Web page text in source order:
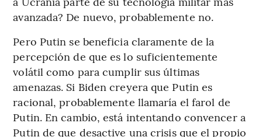
avanzada? De nuevo, probablemente no.
Pero Putin se beneficia claramente de la
percepción de que es lo suficientemente
volátil como para cumplir sus últimas
amenazas. Si Biden creyera que Putin es
racional, probablemente llamaría el farol de
Putin. En cambio, está intentando convencer a
Putin de que desactive una crisis que el propio